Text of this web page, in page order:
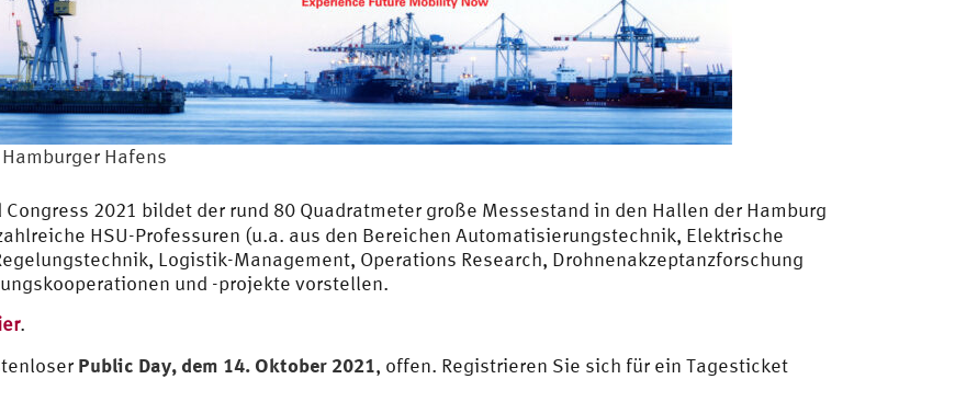
Hafens
Congress 2021 bildet der rund 80 Quadratmeter große Messestand in den Hallen der Hamburg
HSU-Professuren (u.a. aus den Bereichen Automatisierungstechnik, Elektrische
Logistik-Management, Operations Research, Drohnenakzeptanzforschung
und -projekte vorstellen.
.
Public Day, dem 14. Oktober 2021, offen. Registrieren Sie sich für ein Tagesticket